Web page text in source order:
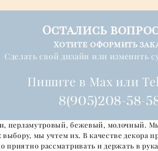
Остались
Хотите оформить
Cделать свой дизайн или изменить
Пишите в Max или
8(905)208-58-
перламутровый, бежевый, молочный.
мы учтем их. В качестве декора
рассматривать и держать в